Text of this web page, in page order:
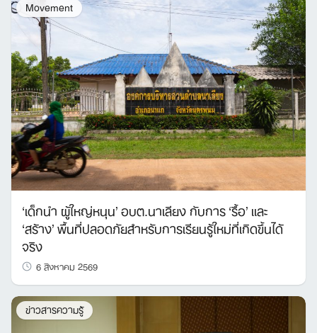
Movement
‘เด็กนำ ผู้ใหญ่หนุน’ อบต.นาเลียง กับการ ‘รื้อ’ และ
‘สร้าง’ พื้นที่ปลอดภัยสำหรับการเรียนรู้ใหม่ที่เกิดขึ้นได้
จริง
6 สิงหาคม 2569
ข่าวสารความรู้